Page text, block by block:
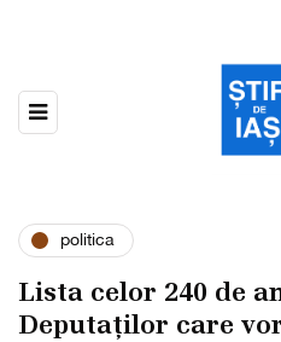
politica
Lista celor 240 de
Deputaților care